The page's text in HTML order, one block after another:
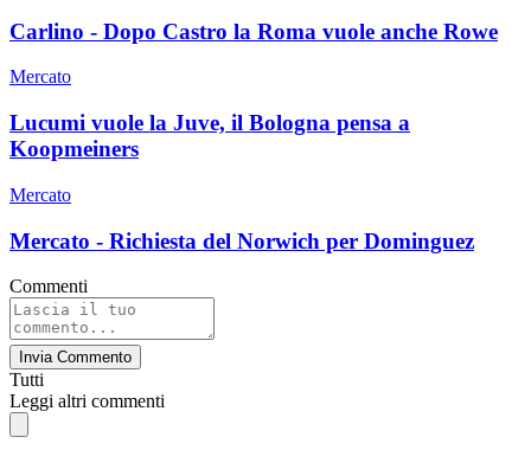
Carlino - Dopo Castro la Roma vuole anche Rowe
Mercato
Lucumi vuole la Juve, il Bologna pensa a
Koopmeiners
Mercato
Mercato - Richiesta del Norwich per Dominguez
Commenti
Invia Commento
Tutti
Leggi altri commenti